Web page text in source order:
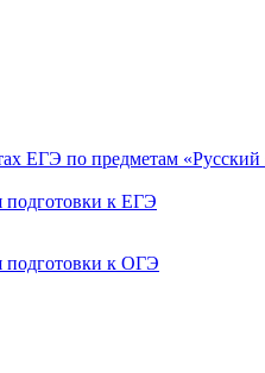
ЕГЭ по предметам
к ЕГЭ
к ОГЭ